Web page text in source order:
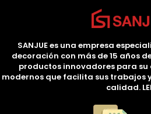
SANJUE es una empresa
decoración con más de 15 años
productos innovadores para
modernos que facilita sus trabajos
calidad.